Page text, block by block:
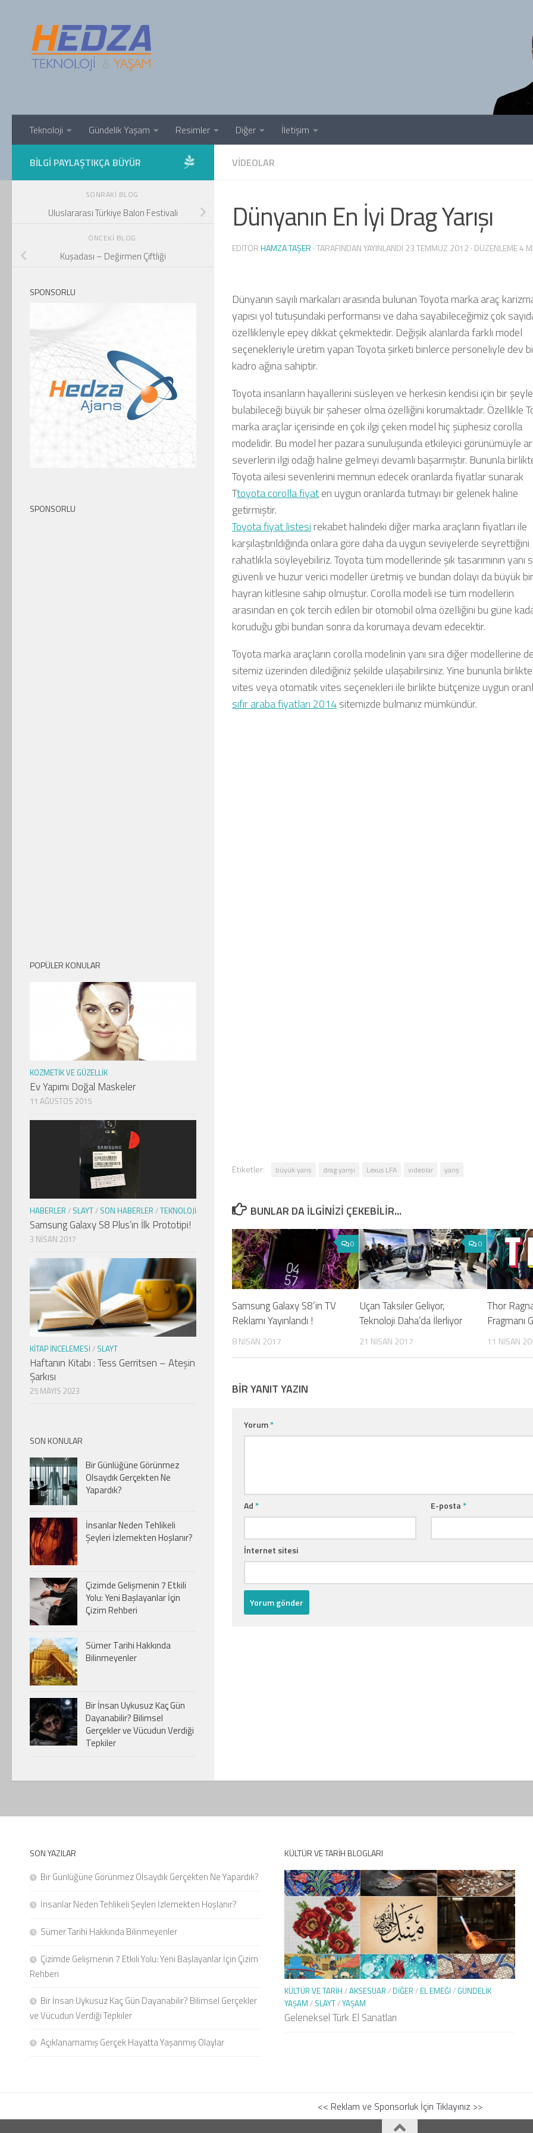
Teknoloji Gündelik Yaşam Resimler Diğer İletişim
VIDEOLAR
Dünyanın En İyi Drag Yarışı
EDITÖRHAMZA TAŞER · TARAFINDAN YAYINLANDI 23 TEMMUZ 2012 · DÜZENLEME4
Dünyanın sayılı markaları arasında bulunan Toyota marka araç
yapısı yol tutuşundaki performansı ve daha sayabileceğimiz çok
özellikleriyle epey dikkat çekmektedir. Değişik alanlarda farklı model
seçenekleriyle üretim yapan Toyota şirketi binlerce personeliyle dev
kadro ağına sahiptir.
Toyota insanların hayallerini süsleyen ve herkesin kendisi için bir
bulabileceği büyük bir şaheser olma özelliğini korumaktadır. Özellikle
marka araçlar içerisinde en çok ilgi çeken model hiç şüphesiz corolla
modelidir. Bu model her pazara sunuluşunda etkileyici görünümüyle
severlerin ilgi odağı haline gelmeyi devamlı başarmıştır. Bununla
Toyota ailesi sevenlerini memnun edecek oranlarda fiyatlar sunarak
Ttoyota corolla fiyaten uygun oranlarda tutmayı bir gelenek haline
getirmiştir.
Toyota fiyat listesi rekabet halindeki diğer marka araçların fiyatları ile
karşılaştırıldığında onlara göre daha da uygun seviyelerde seyrettiğini
rahatlıkla söyleyebiliriz. Toyota tüm modellerinde şık tasarımının yanı
güvenli ve huzur verici modeller üretmiş ve bundan dolayı da büyük bir
hayran kitlesine sahip olmuştur. Corolla modeli ise tüm modellerin
arasından en çok tercih edilen bir otomobil olma özelliğini bu güne
koruduğu gibi bundan sonra da korumaya devam edecektir.
Toyota marka araçların corolla modelinin yanı sıra diğer modellerine
sitemiz üzerinden dilediğiniz şekilde ulaşabilirsiniz. Yine bununla
vites veya otomatik vites seçenekleri ile birlikte bütçenize uygun
sıfır araba fiyatları 2014sitemizde bulmanız mümkündür.
Etiketler: büyük yarış drag yarışı Lexus LFA videolar yarış
BUNLAR DA ILGINIZI ÇEKEBILIR...
0
Samsung Galaxy S8’in TV
Reklamı Yayınlandı !
8 NISAN 2017
0
Uçan Taksiler Geliyor,
Teknoloji Daha’da İlerliyor
21 NISAN 2017
Thor
Fragmanı
11 NISAN
BIR YANIT YAZIN
Yorum*
Ad* E-posta*
İnternet sitesi
BILGI PAYLAŞTIKÇA BÜYÜR
SONRAKI BLOG
Uluslararası Türkiye Balon Festivali
ÖNCEKI BLOG
Kuşadası – Değirmen Çiftliği
SPONSORLU
SPONSORLU
POPÜLER KONULAR
KOZMETIK VE GÜZELLIK
Ev Yapımı Doğal Maskeler
11 AĞUSTOS 2015
HABERLER / SLAYT/ SON HABERLER /TEKNOLOJI
Samsung Galaxy S8 Plus’ın İlk Prototipi!
3 NISAN 2017
KITAP İNCELEMESI/ SLAYT
Haftanın Kitabı : Tess Gerritsen – Ateşin
Şarkısı
25 MAYIS 2023
SON KONULAR
Bir Günlüğüne Görünmez
Olsaydık Gerçekten Ne
Yapardık?
İnsanlar Neden Tehlikeli
Şeyleri İzlemekten Hoşlanır?
Çizimde Gelişmenin 7 Etkili
Yolu: Yeni Başlayanlar İçin
Çizim Rehberi
Sümer Tarihi Hakkında
Bilinmeyenler
Bir İnsan Uykusuz Kaç Gün
Dayanabilir? Bilimsel
Gerçekler ve Vücudun Verdiği
Tepkiler
SON YAZILAR
Bir Günlüğüne Görünmez Olsaydık Gerçekten Ne Yapardık?
İnsanlar Neden Tehlikeli Şeyleri İzlemekten Hoşlanır?
Sümer Tarihi Hakkında Bilinmeyenler
Çizimde Gelişmenin 7 Etkili Yolu: Yeni Başlayanlar İçin Çizim
Rehberi
Bir İnsan Uykusuz Kaç Gün Dayanabilir? Bilimsel Gerçekler
ve Vücudun Verdiği Tepkiler
Açıklanamamış Gerçek Hayatta Yaşanmış Olaylar
KÜLTÜR VE TARIH BLOGLARI
KÜLTÜR VE TARIH /AKSESUAR / DIĞER / EL EMEĞI/ GÜNDELIK
YAŞAM / SLAYT/YAŞAM
Geleneksel Türk El Sanatları
<< Reklam ve Sponsorluk İçin Tıklayınız >>